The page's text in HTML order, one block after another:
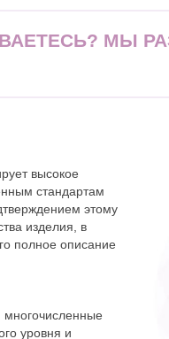
МЫ
высокое
стандартам
этому
изделия, в
полное описание
многочисленные
уровня и